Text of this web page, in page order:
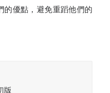
的優點，避免重蹈他們的
版